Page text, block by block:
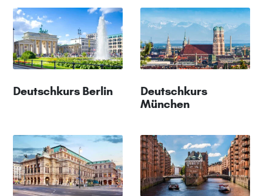
Deutschkurs Berlin
Deutschkurs
München